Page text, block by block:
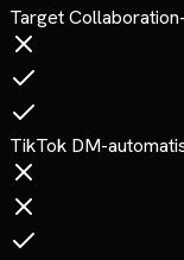
Target
TikTok DM-